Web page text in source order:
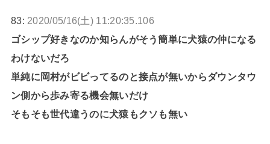
83: 2020/05/16(土) 11:20:35.106
ゴシップ好きなのか知らんがそう簡単に犬猿の仲になる
わけないだろ
単純に岡村がビビってるのと接点が無いからダウンタウ
ン側から歩み寄る機会無いだけ
そもそも世代違うのに犬猿もクソも無い